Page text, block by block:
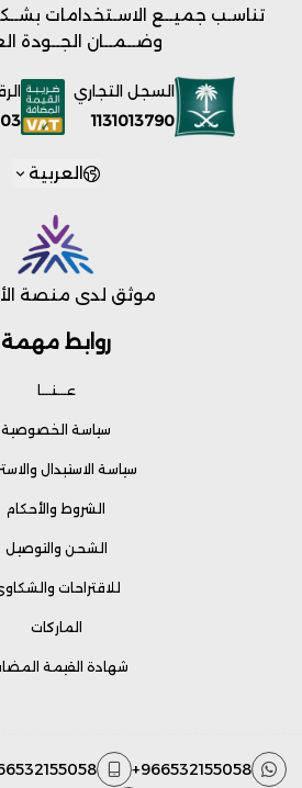
روابط مهمة
عـــنـــا
سياسة الخصوصية
سياسة الاستبدال
الشروط والأحكام
الشحن والتوصيل
للاقتراحات
الماركات
شهادة القيمة
تناسـب جميــع الاسـتخدامات
وضــمــان الجــودة
السجل التجاري
1131013790
العربية
موثق لدى منصة
+966532155058